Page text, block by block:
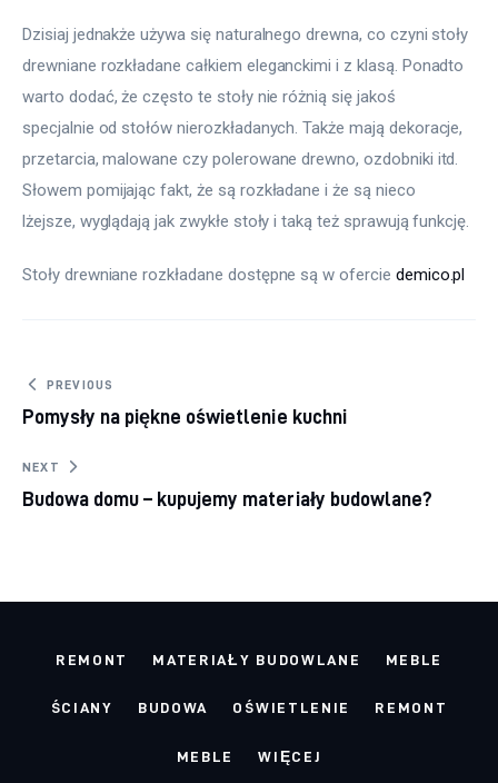
Dzisiaj jednakże używa się naturalnego drewna, co czyni stoły
drewniane rozkładane całkiem eleganckimi i z klasą. Ponadto
warto dodać, że często te stoły nie różnią się jakoś
specjalnie od stołów nierozkładanych. Także mają dekoracje,
przetarcia, malowane czy polerowane drewno, ozdobniki itd.
Słowem pomijając fakt, że są rozkładane i że są nieco
lżejsze, wyglądają jak zwykłe stoły i taką też sprawują funkcję.
Stoły drewniane rozkładane dostępne są w ofercie demico.pl
Nawigacja
wpisu
PREVIOUS
Pomysły na piękne oświetlenie kuchni
NEXT
Budowa domu – kupujemy materiały budowlane?
REMONT MATERIAŁY BUDOWLANE MEBLE
ŚCIANY BUDOWA OŚWIETLENIE REMONT
MEBLE WIĘCEJ